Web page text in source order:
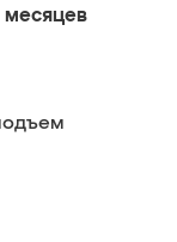
месяцев